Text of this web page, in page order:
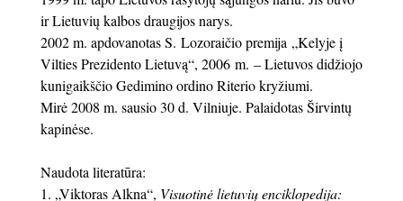
ir Lietuvių kalbos draugijos narys.
2002 m. apdovanotas S. Lozoraičio premija „Kelyje į
Vilties Prezidento Lietuvą“, 2006 m. – Lietuvos didžiojo
kunigaikščio Gedimino ordino Riterio kryžiumi.
Mirė 2008 m. sausio 30 d. Vilniuje. Palaidotas Širvintų
kapinėse.
Naudota literatūra:
1. „Viktoras Alkna“, Visuotinė lietuvių enciklopedija: